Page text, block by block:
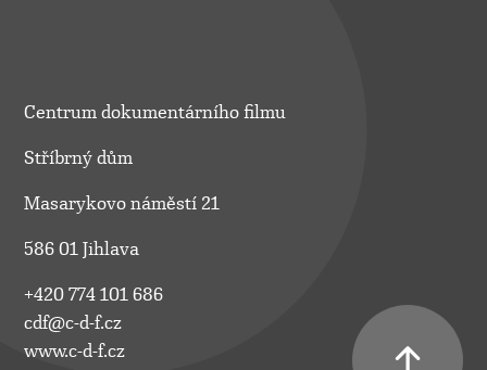
Centrum dokumentárního filmu
Stříbrný dům
Masarykovo náměstí 21
586 01 Jihlava
+420 774 101 686
cdf@c-d-f.cz
www.c-d-f.cz